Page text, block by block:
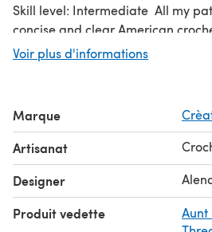
Skill level: Intermediate All my
concise and clear American
include required skill levels, sizes,
finished measurements, stitch
protected by copyright, you may
redistribute, or resell the patterns
Voir plus d'informations
Marque
Artisanat
Designer
Produit vedette
Aunt